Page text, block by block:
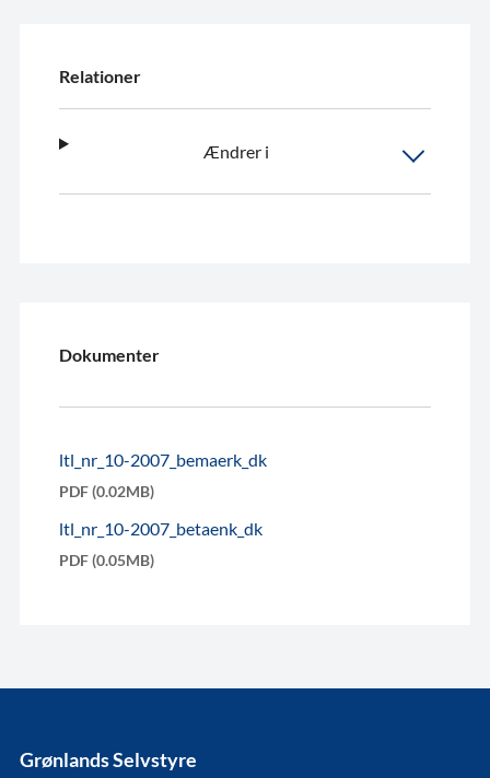
Relationer
Ændrer i
Dokumenter
ltl_nr_10-2007_bemaerk_dk
PDF (0.02MB)
ltl_nr_10-2007_betaenk_dk
PDF (0.05MB)
Grønlands Selvstyre